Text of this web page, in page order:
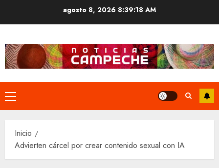
agosto 8, 2026 8:39:18 AM
Menú
principal
Inicio
Advierten cárcel por crear contenido sexual con IA